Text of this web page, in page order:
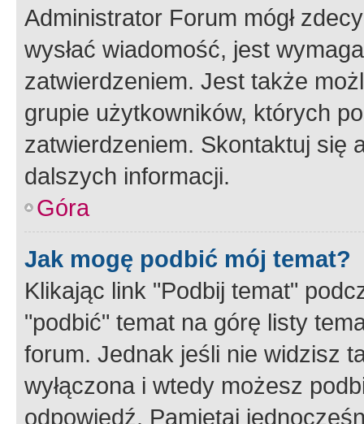
Administrator Forum mógł
wysłać wiadomość, jest
zatwierdzeniem. Jest także
grupie użytkowników, których
zatwierdzeniem. Skontaktuj się
dalszych informacji.
Góra
Jak mogę podbić mój temat?
Klikając link "Podbij temat"
"podbić" temat na górę listy
forum. Jednak jeśli nie widzisz
wyłączona i wtedy możesz
odpowiedź. Pamiętaj